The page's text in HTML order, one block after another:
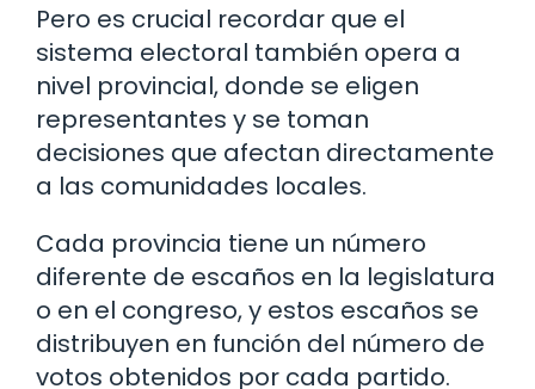
Pero es crucial recordar que el
sistema electoral también opera a
nivel provincial, donde se eligen
representantes y se toman
decisiones que afectan directamente
a las comunidades locales.
Cada provincia tiene un número
diferente de escaños en la legislatura
o en el congreso, y estos escaños se
distribuyen en función del número de
votos obtenidos por cada partido.